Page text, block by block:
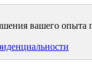
вашего опыта